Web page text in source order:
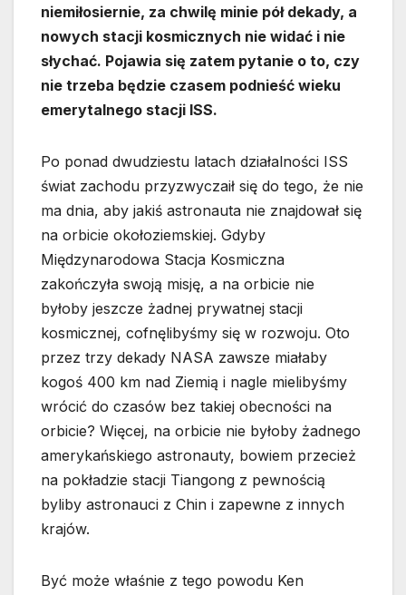
niemiłosiernie, za chwilę minie pół dekady, a
nowych stacji kosmicznych nie widać i nie
słychać. Pojawia się zatem pytanie o to, czy
nie trzeba będzie czasem podnieść wieku
emerytalnego stacji ISS.
Po ponad dwudziestu latach działalności ISS
świat zachodu przyzwyczaił się do tego, że nie
ma dnia, aby jakiś astronauta nie znajdował się
na orbicie okołoziemskiej. Gdyby
Międzynarodowa Stacja Kosmiczna
zakończyła swoją misję, a na orbicie nie
byłoby jeszcze żadnej prywatnej stacji
kosmicznej, cofnęlibyśmy się w rozwoju. Oto
przez trzy dekady NASA zawsze miałaby
kogoś 400 km nad Ziemią i nagle mielibyśmy
wrócić do czasów bez takiej obecności na
orbicie? Więcej, na orbicie nie byłoby żadnego
amerykańskiego astronauty, bowiem przecież
na pokładzie stacji Tiangong z pewnością
byliby astronauci z Chin i zapewne z innych
krajów.
Być może właśnie z tego powodu Ken